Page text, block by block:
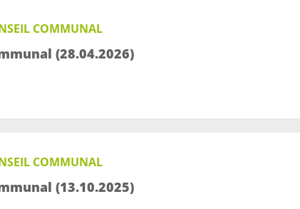
COMMUNAL
(28.04.2026)
COMMUNAL
(13.10.2025)